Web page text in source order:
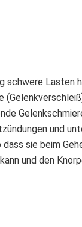
schwere Lasten
und
sie beim
und den